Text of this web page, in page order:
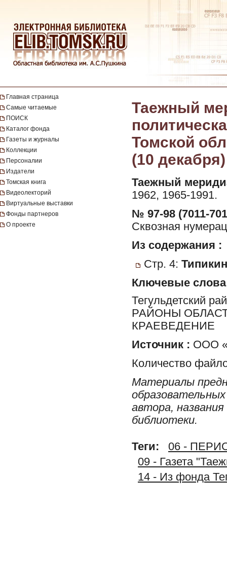
Главная страница
Самые читаемые
ПОИСК
Каталог фонда
Газеты и журналы
Коллекции
Персоналии
Издатели
Томская книга
Видеолекторий
Виртуальные выставки
Фонды партнеров
О проекте
Таежный
Томской
(10 декабря)
Таежный
1962, 1965-1991.
№ 97-98 (7011-
Сквозная
Из содержания :
Стр. 4:
Ключевые слова
Тегульдетский
РАЙОНЫ
КРАЕВЕДЕНИЕ
Источник : ООО
Количество
Материалы
автора,
библиотеки.
Теги:
06 -
09 - Газета
14 - Из фонда